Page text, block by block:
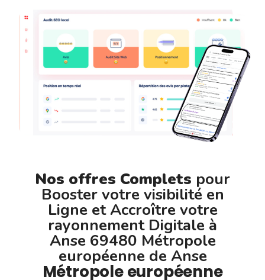
Nos offres Complets pour
Booster votre visibilité en
Ligne et Accroître votre
rayonnement Digitale à
Anse 69480 Métropole
européenne de Anse
Métropole européenne